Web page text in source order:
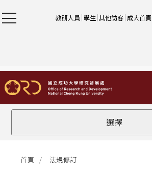
教研人員 學生 其他訪客 成大首頁
選擇
全部
首頁 法規修訂